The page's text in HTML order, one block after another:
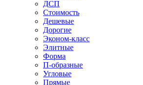
ДСП
Стоимость
Дешевые
Дорогие
Эконом-класс
Элитные
Форма
П-образные
Угловые
Прямые